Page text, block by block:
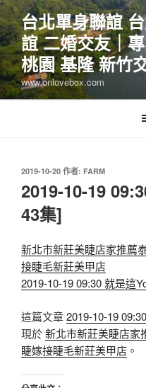
跳
至
主
要
內
容
台北單身聯誼
誼 二婚交友｜
桃園 基隆 新竹
www.onlovebox.com
發
於
2019-10-20 作者: FARM
2019-10-19
43集]
新北市新莊美睫店家推薦
接睫毛新莊美甲店
2019-10-19 09:30 就是這
這篇文章2019-10-19
現於新北市新莊美睫店家
睫嫁接睫毛新莊美甲店 。